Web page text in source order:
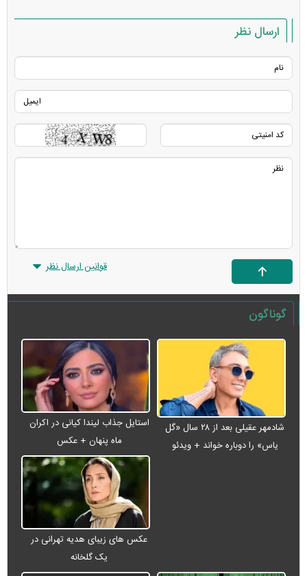
ارسال نظر
قوانین ارسال نظر
گوناگون
شادمهر عقیلی بعد از ۲۸ سال «گل
یاس» را دوباره خواند + ویدئو
استایل جذاب لیندا کیانی در اکران
ماه پنهان + عکس
عکس های زیبای هدیه تهرانی در
یک گلخانه